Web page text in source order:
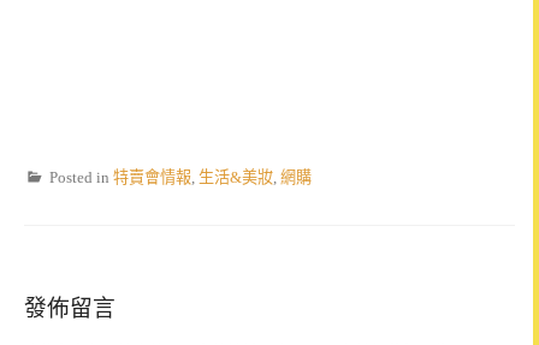
Posted in 特賣會情報, 生活&美妝, 網購
發佈留言